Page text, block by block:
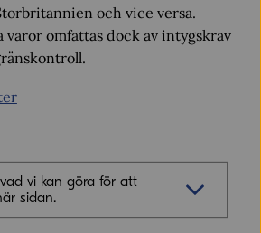
och vice versa.
varor omfattas dock av intygskrav
vi kan göra för att
sidan.